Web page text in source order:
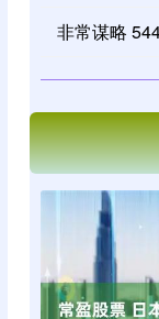
非常谋略